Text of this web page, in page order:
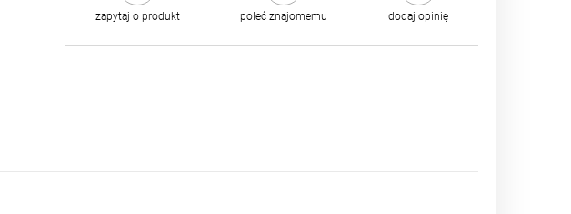
zapytaj o produkt poleć znajomemu dodaj opinię